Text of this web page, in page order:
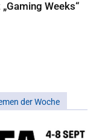
Weeks“
der Woche